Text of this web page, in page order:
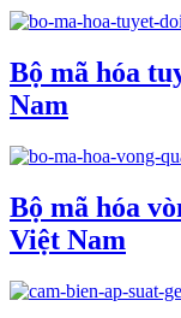
Bộ mã hóa
Nam
Bộ mã hóa
Việt Nam